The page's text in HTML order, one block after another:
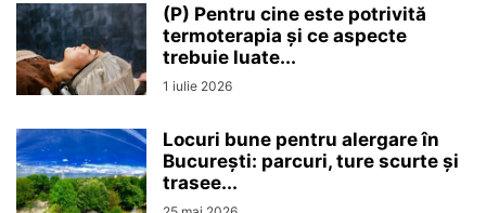
(P) Pentru cine este potrivită
termoterapia și ce aspecte
trebuie luate...
1 iulie 2026
Locuri bune pentru alergare în
București: parcuri, ture scurte și
trasee...